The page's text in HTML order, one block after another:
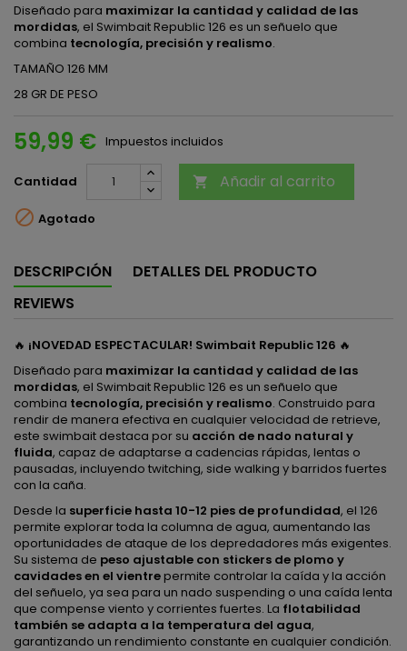
Diseñado para maximizar la cantidad y calidad de las
mordidas, el Swimbait Republic 126 es un señuelo que
combina tecnología, precisión y realismo.
TAMAÑO 126 MM
28 GR DE PESO
59,99 € Impuestos incluidos
Cantidad  Añadir al carrito
 Agotado
DESCRIPCIÓN
DETALLES DEL PRODUCTO
REVIEWS
🔥 ¡NOVEDAD ESPECTACULAR! Swimbait Republic 126 🔥
Diseñado para maximizar la cantidad y calidad de las
mordidas, el Swimbait Republic 126 es un señuelo que
combina tecnología, precisión y realismo. Construido para
rendir de manera efectiva en cualquier velocidad de retrieve,
este swimbait destaca por su acción de nado natural y
fluida, capaz de adaptarse a cadencias rápidas, lentas o
pausadas, incluyendo twitching, side walking y barridos fuertes
con la caña.
Desde la superficie hasta 10-12 pies de profundidad, el 126
permite explorar toda la columna de agua, aumentando las
oportunidades de ataque de los depredadores más exigentes.
Su sistema de peso ajustable con stickers de plomo y
cavidades en el vientrepermite controlar la caída y la acción
del señuelo, ya sea para un nado suspending o una caída lenta
que compense viento y corrientes fuertes. La flotabilidad
también se adapta a la temperatura del agua,
garantizando un rendimiento constante en cualquier condición.